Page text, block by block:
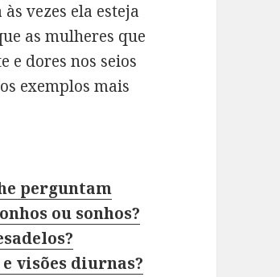
vezes ela esteja
as mulheres que
e dores nos seios
exemplos mais
perguntam
ou sonhos?
visões diurnas?